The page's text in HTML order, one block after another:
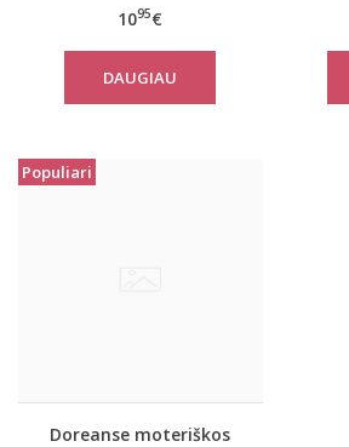
neriniais
1095€
DAUGIAU
Populiari
Doreanse moteriškos